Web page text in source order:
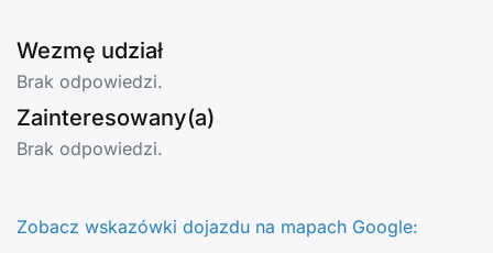
Wezmę udział
Brak odpowiedzi.
Zainteresowany(a)
Brak odpowiedzi.
Zobacz wskazówki dojazdu na mapach Google: